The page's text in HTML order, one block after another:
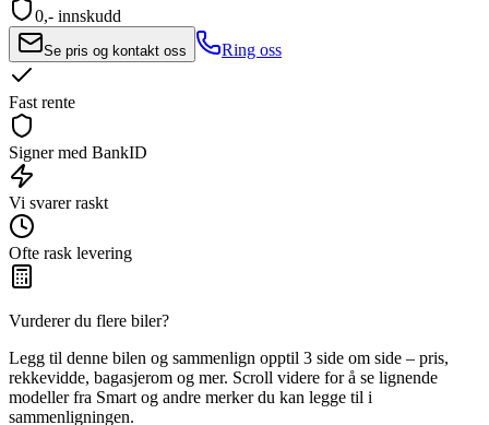
0,- innskudd
Se pris og kontakt oss Ring oss
Fast rente
Signer med BankID
Vi svarer raskt
Ofte rask levering
Vurderer du flere biler?
Legg til denne bilen og sammenlign opptil 3 side om side – pris,
rekkevidde, bagasjerom og mer. Scroll videre for å se lignende
modeller fra Smart og andre merker du kan legge til i
sammenligningen.